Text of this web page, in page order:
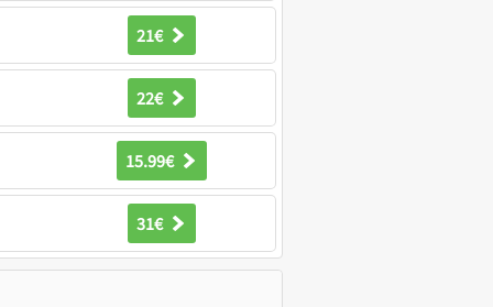
21€
22€
15.99€
31€